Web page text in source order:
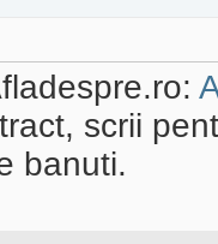
scrii
banuti.